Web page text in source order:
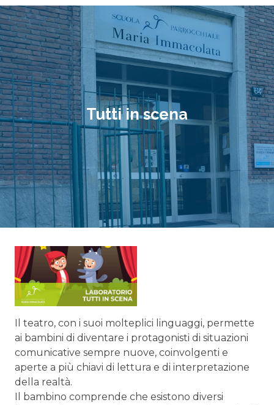
Tutti in scena
Il teatro, con i suoi molteplici linguaggi, permette
ai bambini di diventare i protagonisti di situazioni
comunicative sempre nuove, coinvolgenti e
aperte a più chiavi di lettura e di interpretazione
della realtà.
Il bambino comprende che esistono diversi